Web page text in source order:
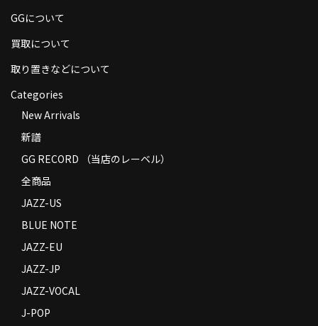
お支払い方法
返品
コンディション
特定商取引法に基づく表示
Contact
GGについて
買取について
取り置きなどについて
Categories
New Arrivals
新譜
GG RECORD （当店のレーベル）
全商品
JAZZ-US
BLUE NOTE
JAZZ-EU
JAZZ-JP
JAZZ-VOCAL
J-POP